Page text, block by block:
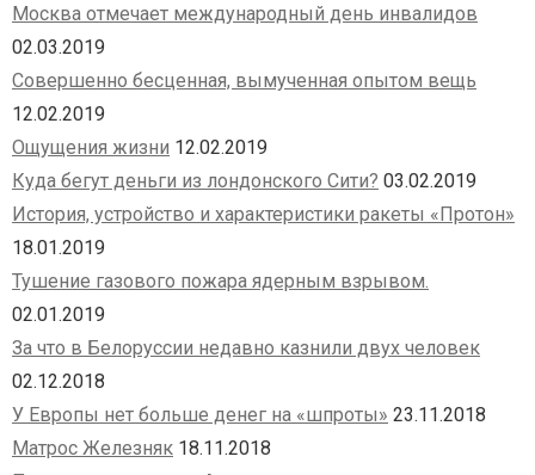
Москва отмечает международный день инвалидов
02.03.2019
Совершенно бесценная, вымученная опытом вещь
12.02.2019
Ощущения жизни 12.02.2019
Куда бегут деньги из лондонского Сити? 03.02.2019
История, устройство и характеристики ракеты «Протон»
18.01.2019
Тушение газового пожара ядерным взрывом.
02.01.2019
За что в Белоруссии недавно казнили двух человек
02.12.2018
У Европы нет больше денег на «шпроты» 23.11.2018
Матрос Железняк 18.11.2018